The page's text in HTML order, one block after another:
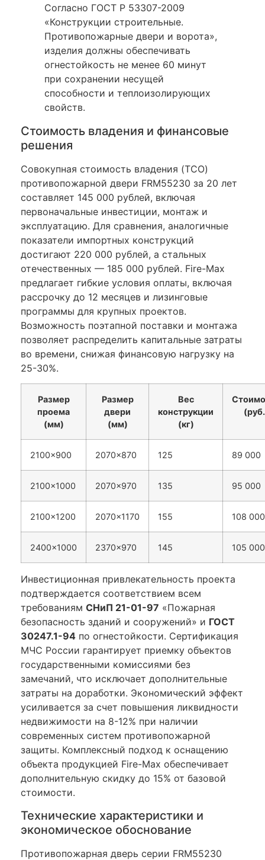
Согласно ГОСТ Р 53307-2009
«Конструкции строительные.
Противопожарные двери и ворота»,
изделия должны обеспечивать
огнестойкость не менее 60 минут
при сохранении несущей
способности и теплоизолирующих
свойств.
Стоимость владения и финансовые
решения
Совокупная стоимость владения (TCO)
противопожарной двери FRM55230 за 20 лет
составляет 145 000 рублей, включая
первоначальные инвестиции, монтаж и
эксплуатацию. Для сравнения, аналогичные
показатели импортных конструкций
достигают 220 000 рублей, а стальных
отечественных — 185 000 рублей. Fire-Max
предлагает гибкие условия оплаты, включая
рассрочку до 12 месяцев и лизинговые
программы для крупных проектов.
Возможность поэтапной поставки и монтажа
позволяет распределить капитальные затраты
во времени, снижая финансовую нагрузку на
25-30%.
Размер
проема
(мм)
Размер
двери
(мм)
Вес
конструкции
(кг)
2100×900 2070×870 125 89 000
2100×1000 2070×970 135 95 000
2100×1200 2070×1170 155 108 000
2400×1000 2370×970 145 105 000
Инвестиционная привлекательность проекта
подтверждается соответствием всем
требованиям СНиП 21-01-97 «Пожарная
безопасность зданий и сооружений» и ГОСТ
30247.1-94 по огнестойкости. Сертификация
МЧС России гарантирует приемку объектов
государственными комиссиями без
замечаний, что исключает дополнительные
затраты на доработки. Экономический эффект
усиливается за счет повышения ликвидности
недвижимости на 8-12% при наличии
современных систем противопожарной
защиты. Комплексный подход к оснащению
объекта продукцией Fire-Max обеспечивает
дополнительную скидку до 15% от базовой
стоимости.
Технические характеристики и
экономическое обоснование
Противопожарная дверь серии FRM55230